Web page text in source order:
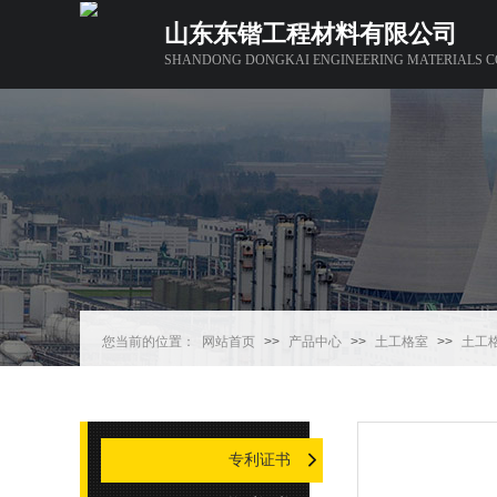
山东东锴工程材料有限公司
SHANDONG DONGKAI ENGINEERING MATERIALS
您当前的位置： 网站首页 >> 产品中心 >> 土工格室 >> 土工
专利证书